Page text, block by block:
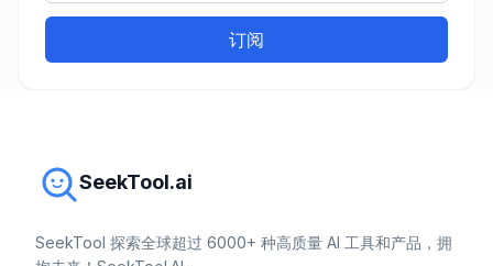
订阅
SeekTool.ai
SeekTool 探索全球超过 6000+ 种高质量 AI 工具和产品，拥